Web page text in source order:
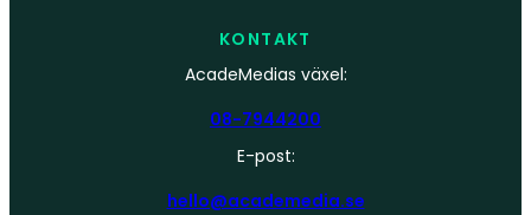
KONTAKT
AcadeMedias växel:
08-7944200
E-post:
hello@academedia.se